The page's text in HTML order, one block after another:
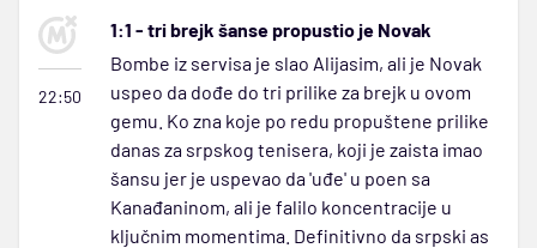
22:50
1:1 - tri brejk šanse propustio je Novak
Bombe iz servisa je slao Alijasim, ali je Novak
uspeo da dođe do tri prilike za brejk u ovom
gemu. Ko zna koje po redu propuštene prilike
danas za srpskog tenisera, koji je zaista imao
šansu jer je uspevao da 'uđe' u poen sa
Kanađaninom, ali je falilo koncentracije u
ključnim momentima. Definitivno da srpski as